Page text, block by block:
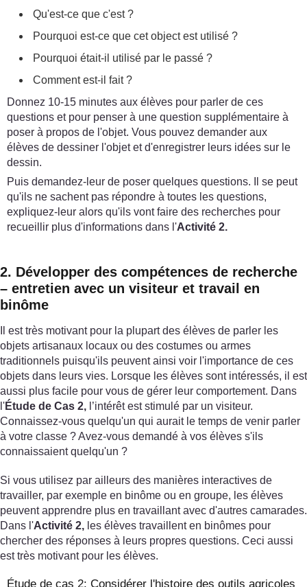
Qu'est-ce que c'est ?
Pourquoi est-ce que cet object est utilisé ?
Pourquoi était-il utilisé par le passé ?
Comment est-il fait ?
Donnez 10-15 minutes aux élèves pour parler de ces
questions et pour penser à une question supplémentaire à
poser à propos de l'objet. Vous pouvez demander aux
élèves de dessiner l'objet et d'enregistrer leurs idées sur le
dessin.
Puis demandez-leur de poser quelques questions. Il se peut
qu'ils ne sachent pas répondre à toutes les questions,
expliquez-leur alors qu'ils vont faire des recherches pour
recueillir plus d'informations dans l'Activité 2.
2. Développer des compétences de recherche
– entretien avec un visiteur et travail en
binôme
Il est très motivant pour la plupart des élèves de parler les
objets artisanaux locaux ou des costumes ou armes
traditionnels puisqu'ils peuvent ainsi voir l'importance de ces
objets dans leurs vies. Lorsque les élèves sont intéressés, il est
aussi plus facile pour vous de gérer leur comportement. Dans
l'Étude de Cas 2, l’intérêt est stimulé par un visiteur.
Connaissez-vous quelqu'un qui aurait le temps de venir parler
à votre classe ? Avez-vous demandé à vos élèves s'ils
connaissaient quelqu'un ?
Si vous utilisez par ailleurs des manières interactives de
travailler, par exemple en binôme ou en groupe, les élèves
peuvent apprendre plus en travaillant avec d'autres camarades.
Dans l'Activité 2, les élèves travaillent en binômes pour
chercher des réponses à leurs propres questions. Ceci aussi
est très motivant pour les élèves.
Étude de cas 2: Considérer l'histoire des outils agricoles